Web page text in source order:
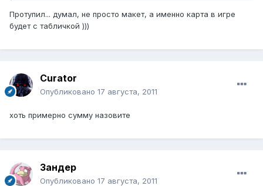
Протупил... думал, не просто макет, а именно карта в игре
будет с табличкой )))
Curator
Опубликовано 17 августа, 2011
хоть примерно сумму назовите
Зандер
Опубликовано 17 августа, 2011